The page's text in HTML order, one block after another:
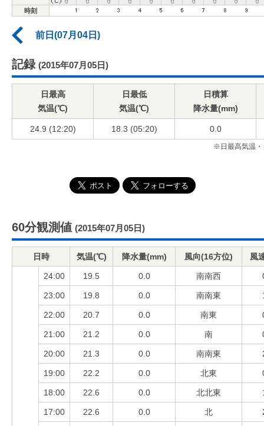
時刻
前日(07月04日)
記録 (2015年07月05日)
日最高
気温(℃)
日最低
気温(℃)
日積算
降水量(mm)
24.9 (12:20) 18.3 (05:20) 0.0
※日最高気温・
60分観測値 (2015年07月05日)
日時 気温(℃) 降水量(mm) 風向(16方位) 風
24:00 19.5 0.0 南南西
23:00 19.8 0.0 南南東
22:00 20.7 0.0 南東
21:00 21.2 0.0 南
20:00 21.3 0.0 南南東
19:00 22.2 0.0 北東
18:00 22.6 0.0 北北東
17:00 22.6 0.0 北